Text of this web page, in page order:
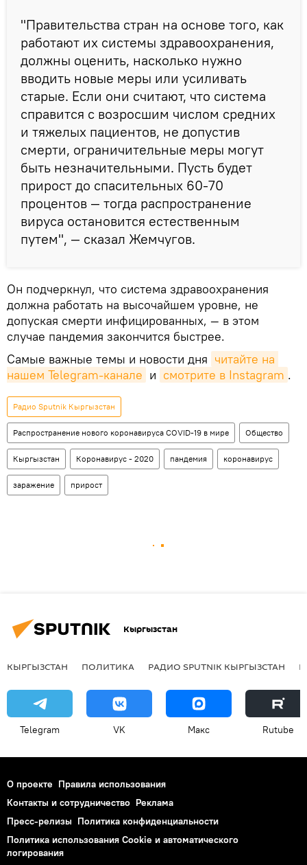
"Правительства стран на основе того, как
работают их системы здравоохранения,
должны оценить, насколько нужно
вводить новые меры или усиливать
старые. Если они считают, что система
справится с возросшим числом средних
и тяжелых пациентов, не допустив
смерти, ограничительные меры могут
быть незначительными. Пусть будет
прирост до спасительных 60-70
процентов — тогда распространение
вируса остановится естественным
путем", — сказал Жемчугов.
Он подчеркнул, что система здравоохранения
должна работать на высочайшем уровне, не
допуская смерти инфицированных, — в этом
случае пандемия закончится быстрее.
Самые важные темы и новости дня читайте на
нашем Telegram-канале и смотрите в Instagram .
Радио Sputnik Кыргызстан
Распространение нового коронавируса COVID-19 в мире Общество
Кыргызстан Коронавирус - 2020 пандемия коронавирус
заражение прирост
Кыргызстан
КЫРГЫЗСТАН ПОЛИТИКА РАДИО SPUTNIK КЫРГЫЗСТАН
Telegram VK Макс Rutube
О проекте Правила использования
Контакты и сотрудничество Реклама
Пресс-релизы Политика конфиденциальности
Политика использования Cookie и автоматического
логирования